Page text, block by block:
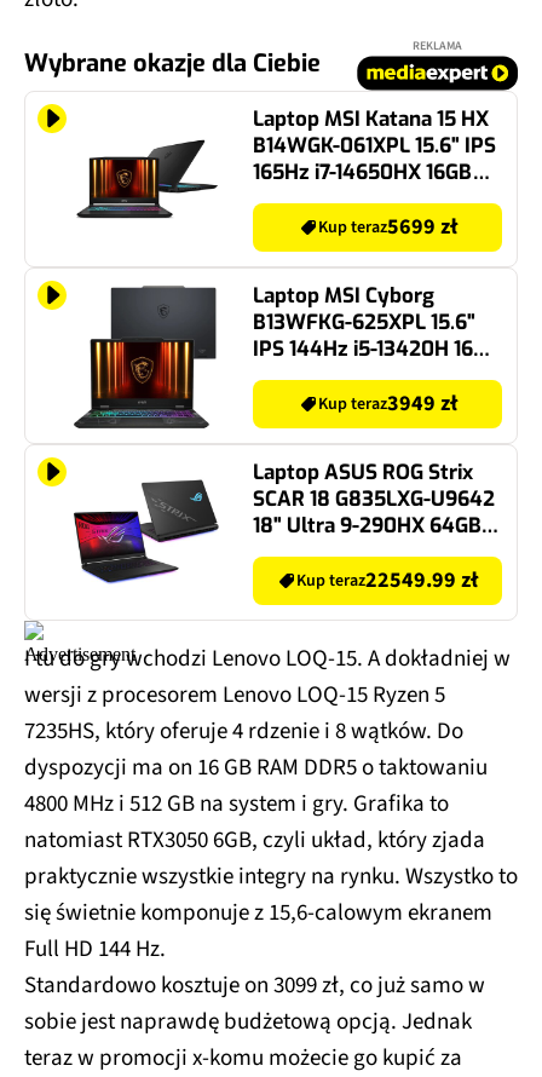
Wybrane okazje dla Ciebie
REKLAMA
Laptop MSI Katana 15 HX
B14WGK-061XPL 15.6" IPS
165Hz i7-14650HX 16GB
RTX5070 DLSS 4
Kup teraz5699 zł
Laptop MSI Cyborg
B13WFKG-625XPL 15.6"
IPS 144Hz i5-13420H 16GB
RTX 5060 DLSS 4
Kup teraz3949 zł
Laptop ASUS ROG Strix
SCAR 18 G835LXG-U9642
18" Ultra 9-290HX 64GB
RTX5090 DLSS 4
Kup teraz22549.99 zł
I tu do gry wchodzi Lenovo LOQ-15. A dokładniej w
wersji z procesorem Lenovo LOQ-15 Ryzen 5
7235HS, który oferuje 4 rdzenie i 8 wątków. Do
dyspozycji ma on 16 GB RAM DDR5 o taktowaniu
4800 MHz i 512 GB na system i gry. Grafika to
natomiast RTX3050 6GB, czyli układ, który zjada
praktycznie wszystkie integry na rynku. Wszystko to
się świetnie komponuje z 15,6-calowym ekranem
Full HD 144 Hz.
Standardowo kosztuje on 3099 zł, co już samo w
sobie jest naprawdę budżetową opcją. Jednak
teraz w promocji x-komu możecie go kupić za